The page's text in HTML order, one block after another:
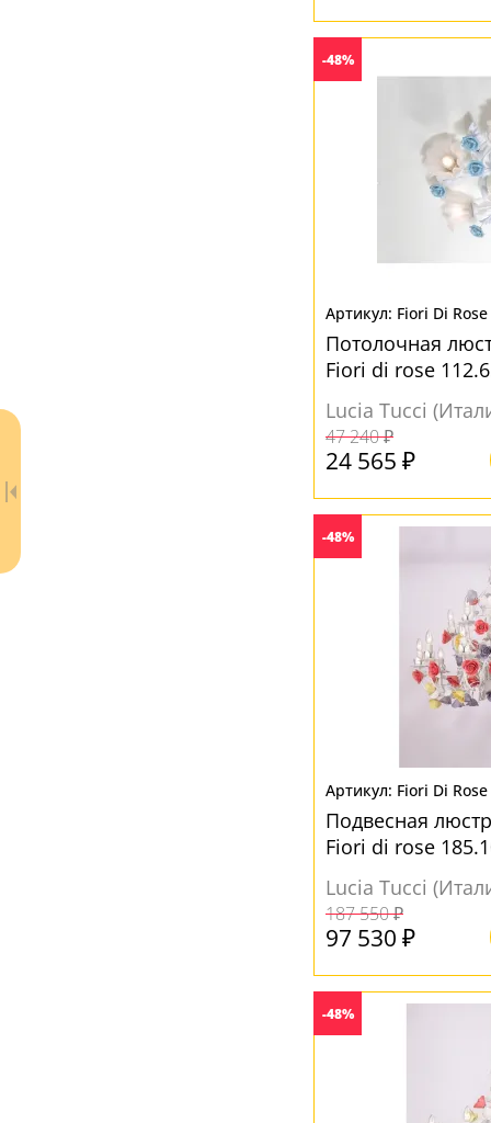
- бесплатная доставка
-48%
Fiori Di
Потолочная
Fiori di rose
Lucia Tucci
47 240 ₽
24 565 ₽
-48%
Fiori Di
Подвесная
Fiori di rose
Lucia Tucci
187 550 ₽
97 530 ₽
-48%